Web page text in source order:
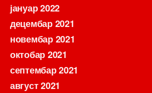
јануар 2022
децембар 2021
новембар 2021
октобар 2021
септембар 2021
август 2021